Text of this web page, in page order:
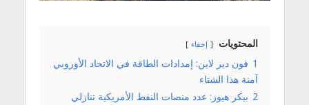
المحتويات إخفاء
1 فون دير لاين: إمدادات الطاقة في الاتحاد الأوروبي
آمنة هذا الشتاء
2 بيكر هيوز: عدد منصات النفط الأمريكية تنازلي